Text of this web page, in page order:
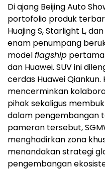
Di ajang Beijing Auto
portofolio produk
Huajing S, Starlight L,
enam penumpang
modelflagship
dan Huawei. SUV ini
cerdas Huawei
mencerminkan
pihak sekaligus
dalam pengembangan
pameran tersebut,
menghadirkan zona
menandakan strategi
pengembangan